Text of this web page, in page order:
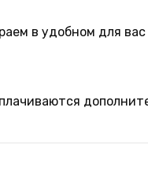
в удобном для